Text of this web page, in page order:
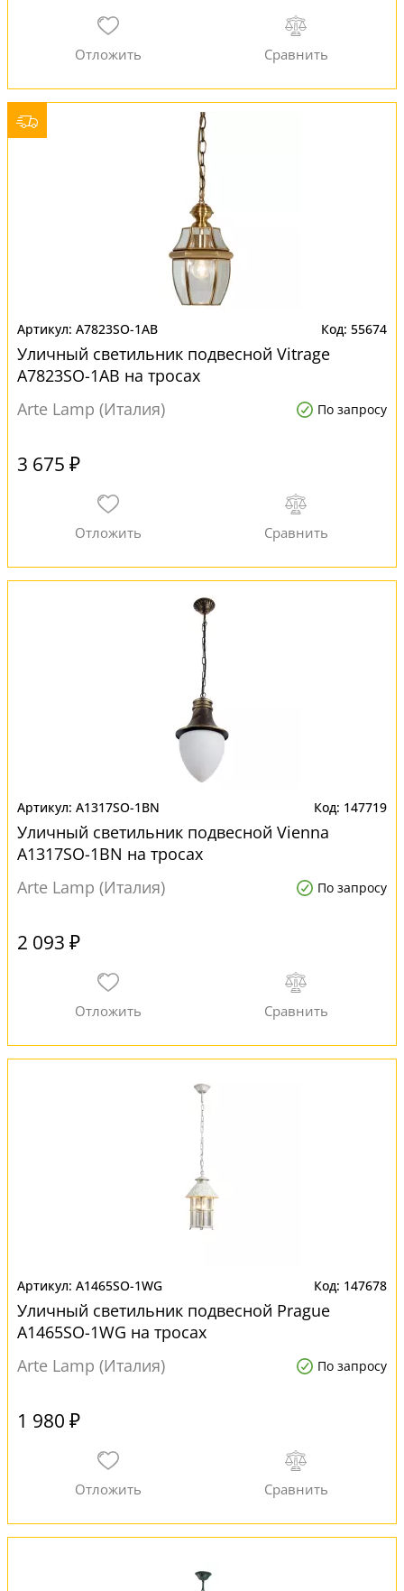
A7823SO-1AB 55674
Уличный светильник подвесной Vitrage
A7823SO-1AB на тросах
Arte Lamp (Италия)
По запросу
3 675 ₽
A1317SO-1BN 147719
Уличный светильник подвесной Vienna
A1317SO-1BN на тросах
Arte Lamp (Италия)
По запросу
2 093 ₽
A1465SO-1WG 147678
Уличный светильник подвесной Prague
A1465SO-1WG на тросах
Arte Lamp (Италия)
По запросу
1 980 ₽